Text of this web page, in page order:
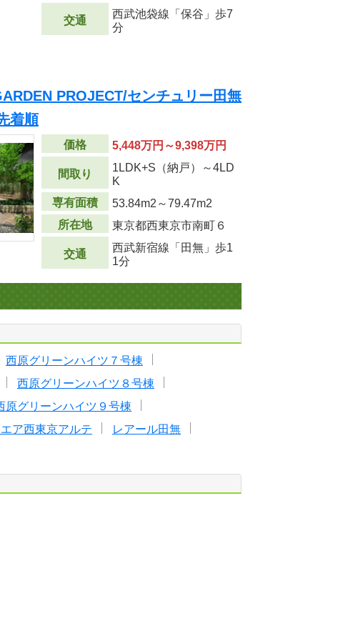
交通
西武池袋線「保谷」歩7
分
PROJECT/センチュリー田無
着順
価格 5,448万円～9,398万円
間取り
1LDK+S（納戸）～4LD
K
専有面積
53.84m2 ～79.47m2
所在地
東京都西東京市南町６
交通
西武新宿線「田無」歩1
1分
西原グリーンハイツ７号棟
西原グリーンハイツ８号棟
原グリーンハイツ９号棟
ア西東京アルテ
レアール田無